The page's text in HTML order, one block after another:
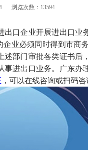
浏览次数：13594
口企业开展进出口业
业必须同时得到市商
部门审批各类证书后
进出口业务。
广东办
，可以在线咨询或扫码咨